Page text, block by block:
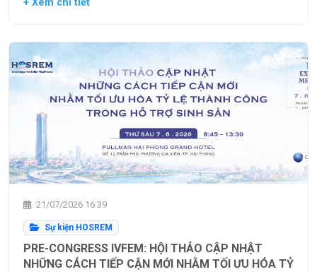
+ Xem chi tiết
21/07/2026 16:39
Sự kiện HOSREM
PRE-CONGRESS IVFEM: HỘI THẢO CẬP NHẬT
NHỮNG CÁCH TIẾP CẬN MỚI NHẰM TỐI ƯU HÓA TỶ